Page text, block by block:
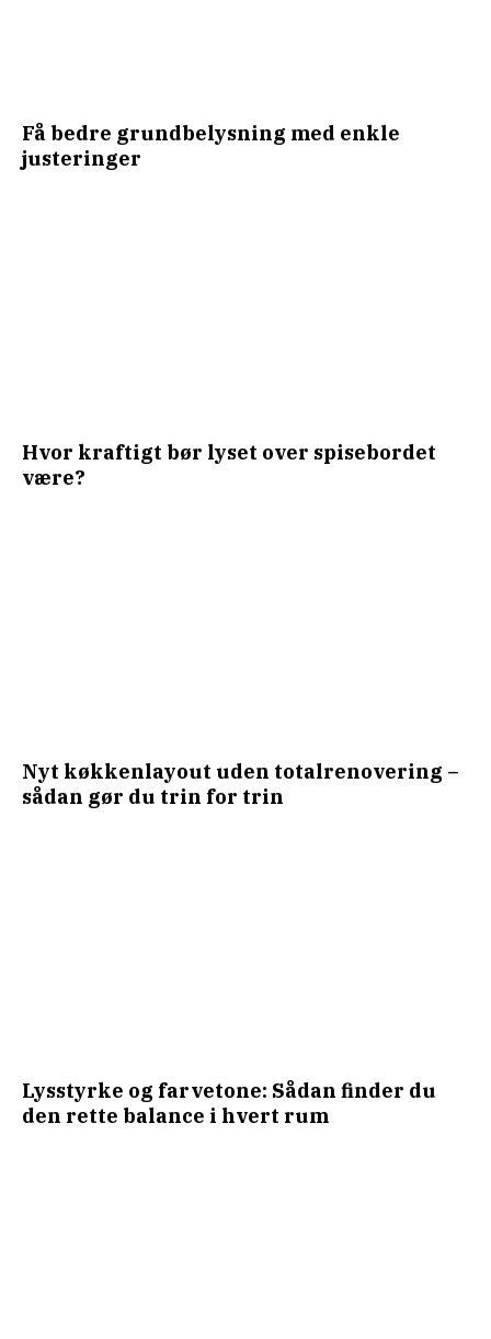
Få bedre grundbelysning med enkle
justeringer
Hvor kraftigt bør lyset over spisebordet
være?
Nyt køkkenlayout uden totalrenovering –
sådan gør du trin for trin
Lysstyrke og farvetone: Sådan finder du
den rette balance i hvert rum